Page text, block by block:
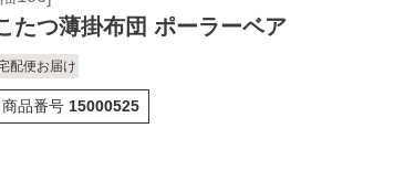
たつ薄掛布団 ポーラーベア
配便お届け
商品番号 15000525